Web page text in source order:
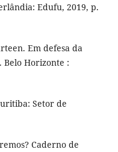
Edufu, 2019, p.
Em defesa da
Belo Horizonte :
Setor de
Caderno de